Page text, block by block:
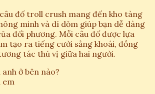
đố troll crush mang đến kho tàng
minh và dí dỏm giúp bạn dễ dàng
đối phương. Mỗi câu đố được lựa
tạo ra tiếng cười sảng khoái, đồng
tác thú vị giữa hai người.
ở bên nào?
em